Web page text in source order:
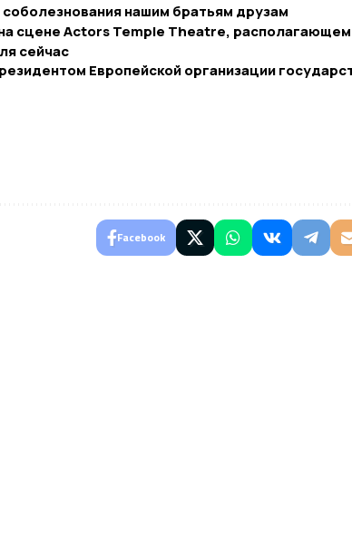
нашим братьям друзам
сцене Actors Temple Theatre,
сейчас
Европейской организации
Facebook